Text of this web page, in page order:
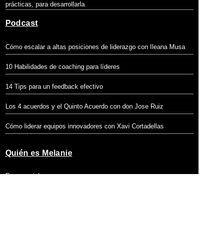
Quién es Melanie
Empresarial
Cómo liderar equipos innovadores con Xavi Cortadellas
Los 4 acuerdos y el Quinto Acuerdo con don Jose Ruiz
14 Tips para un feedback efectivo
10 Habilidades de coaching para líderes
Cómo escalar a altas posiciones de liderazgo con Ileana Musa
Podcast
prácticas, para desarrollarla